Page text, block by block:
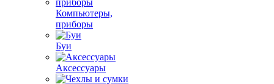
Компьютеры,
приборы
Буи
Аксессуары